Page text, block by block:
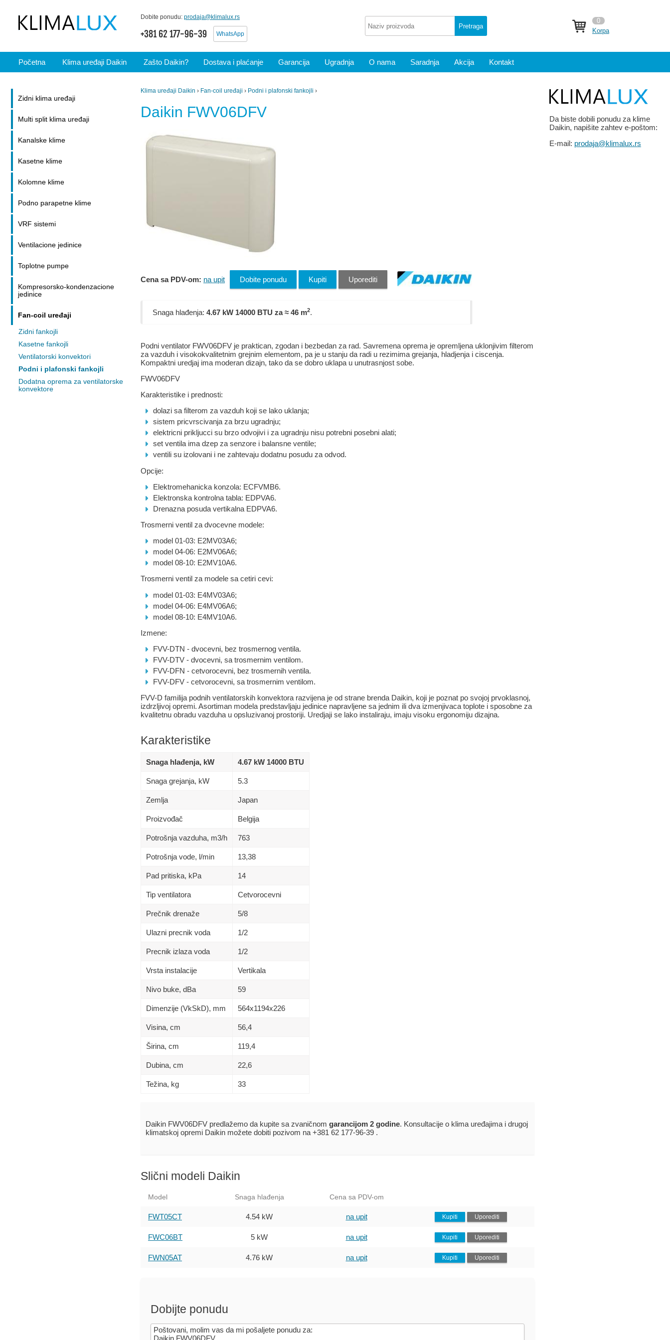
Dobite ponudu: prodaja@klimalux.rs
+381 62 177-96-39 WhatsApp
Pretraga
0
Korpa
Početna Klima uređaji Daikin Zašto Daikin? Dostava i plaćanje Garancija Ugradnja O nama Saradnja Akcija Kontakt
Klima uređaji Daikin › Fan-coil uređaji › Podni i plafonski fankojli ›
Daikin FWV06DFV
Cena sa PDV-om: na upit Dobite ponudu Kupiti Uporediti
Snaga hlađenja: 4.67 kW 14000 BTU za ≈ 46 m2.
Podni ventilator FWV06DFV je praktican, zgodan i bezbedan za rad. Savremena oprema je opremljena uklonjivim filterom
za vazduh i visokokvalitetnim grejnim elementom, pa je u stanju da radi u rezimima grejanja, hladjenja i ciscenja.
Kompaktni uredjaj ima moderan dizajn, tako da se dobro uklapa u unutrasnjost sobe.
FWV06DFV
Karakteristike i prednosti:
dolazi sa filterom za vazduh koji se lako uklanja;
sistem pricvrscivanja za brzu ugradnju;
elektricni prikljucci su brzo odvojivi i za ugradnju nisu potrebni posebni alati;
set ventila ima dzep za senzore i balansne ventile;
ventili su izolovani i ne zahtevaju dodatnu posudu za odvod.
Opcije:
Elektromehanicka konzola: ECFVMB6.
Elektronska kontrolna tabla: EDPVA6.
Drenazna posuda vertikalna EDPVA6.
Trosmerni ventil za dvocevne modele:
model 01-03: E2MV03A6;
model 04-06: E2MV06A6;
model 08-10: E2MV10A6.
Trosmerni ventil za modele sa cetiri cevi:
model 01-03: E4MV03A6;
model 04-06: E4MV06A6;
model 08-10: E4MV10A6.
Izmene:
FVV-DTN - dvocevni, bez trosmernog ventila.
FVV-DTV - dvocevni, sa trosmernim ventilom.
FVV-DFN - cetvorocevni, bez trosmernih ventila.
FVV-DFV - cetvorocevni, sa trosmernim ventilom.
FVV-D familija podnih ventilatorskih konvektora razvijena je od strane brenda Daikin, koji je poznat po svojoj prvoklasnoj,
izdrzljivoj opremi. Asortiman modela predstavljaju jedinice napravljene sa jednim ili dva izmenjivaca toplote i sposobne za
kvalitetnu obradu vazduha u opsluzivanoj prostoriji. Uredjaji se lako instaliraju, imaju visoku ergonomiju dizajna.
Karakteristike
Snaga hlađenja, kW 4.67 kW 14000 BTU
Snaga grejanja, kW 5.3
Zemlja Japan
Proizvođač Belgija
Potrošnja vazduha, m3/h 763
Potrošnja vode, l/min 13,38
Pad pritiska, kPa 14
Tip ventilatora Cetvorocevni
Prečnik drenaže 5/8
Ulazni precnik voda 1/2
Precnik izlaza voda 1/2
Vrsta instalacije Vertikala
Nivo buke, dBa 59
Dimenzije (VkSkD), mm 564х1194х226
Visina, сm 56,4
Širina, сm 119,4
Dubina, сm 22,6
Težina, kg 33
Daikin FWV06DFV predlažemo da kupite sa zvaničnom garancijom 2 godine. Konsultacije o klima uređajima i drugoj
klimatskoj opremi Daikin možete dobiti pozivom na +381 62 177-96-39 .
Slični modeli Daikin
Model Snaga hlađenja Cena sa PDV-om
FWT05CT 4.54 kW na upit Kupiti Uporediti
FWC06BT 5 kW na upit Kupiti Uporediti
FWN05AT 4.76 kW na upit Kupiti Uporediti
Dobijte ponudu
Zidni klima uređaji
Multi split klima uređaji
Kanalske klime
Kasetne klime
Kolomne klime
Podno parapetne klime
VRF sistemi
Ventilacione jedinice
Toplotne pumpe
Kompresorsko-kondenzacione
jedinice
Fan-coil uređaji
Zidni fankojli
Kasetne fankojli
Ventilatorski konvektori
Podni i plafonski fankojli
Dodatna oprema za ventilatorske
konvektore
Da biste dobili ponudu za klime
Daikin, napišite zahtev e-poštom:
E-mail: prodaja@klimalux.rs